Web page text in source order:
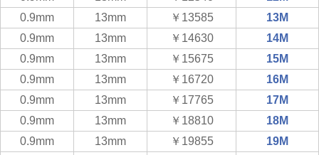
0.9mm
13mm ￥13585
13M
0.9mm
13mm ￥14630
14M
0.9mm
13mm ￥15675
15M
0.9mm
13mm ￥16720
16M
0.9mm
13mm ￥17765
17M
0.9mm
13mm ￥18810
18M
0.9mm
13mm ￥19855
19M